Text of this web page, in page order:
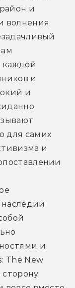
и
волнения
каждой
и
и
для самих
и
и
The New